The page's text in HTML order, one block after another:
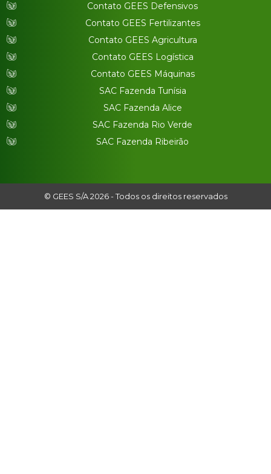
Contato GEES Defensivos
Contato GEES Fertilizantes
Contato GEES Agricultura
Contato GEES Logística
Contato GEES Máquinas
SAC Fazenda Tunísia
SAC Fazenda Alice
SAC Fazenda Rio Verde
SAC Fazenda Ribeirão
© GEES S/A 2026 - Todos os direitos reservados